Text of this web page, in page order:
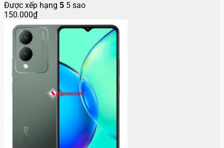
Được xếp hạng 5 5 sao
150.000₫